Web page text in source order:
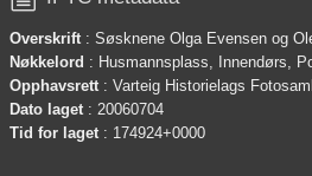
Overskrift : Søsknene Olga Evensen og
Nøkkelord : Husmannsplass, Innendørs,
Opphavsrett : Varteig Historielags
Dato laget : 20060704
Tid for laget : 174924+0000